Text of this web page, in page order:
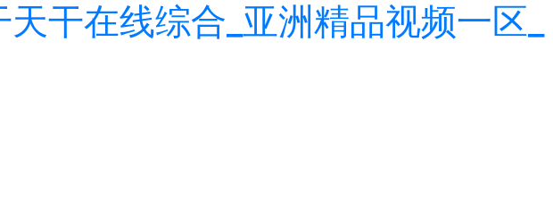
干在线综合_亚洲精品视频一区_